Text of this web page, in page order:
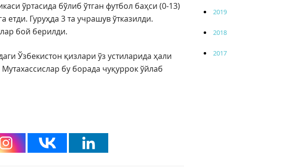
ўртасида бўлиб ўтган футбол баҳси (0-13)
етди. Гуруҳда 3 та учрашув ўтказилди.
бой берилди.
Ўзбекистон қизлари ўз устиларида ҳали
бу борада чуқуррок ўйлаб
2019
2018
2017